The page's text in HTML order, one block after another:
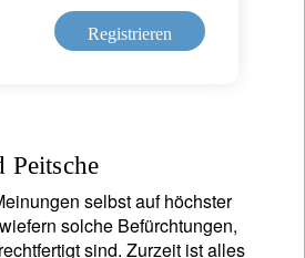
Registrieren
Peitsche
selbst auf höchster
solche Befürchtungen,
sind. Zurzeit ist alles